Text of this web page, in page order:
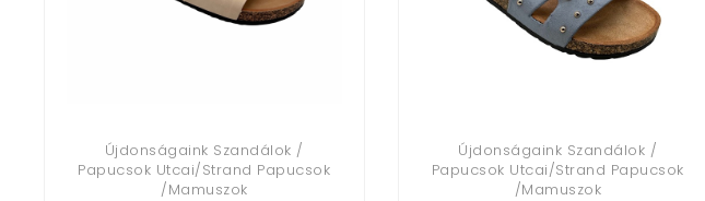
Újdonságaink Szandálok /
Papucsok Utcai/Strand Papucsok
/Mamuszok
Újdonságaink Szandálok /
Papucsok Utcai/Strand Papucsok
/Mamuszok